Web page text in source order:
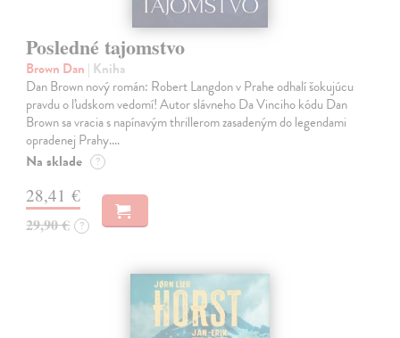
Posledné tajomstvo
Brown Dan | Kniha
Dan Brown nový román: Robert Langdon v Prahe odhalí šokujúcu
pravdu o ľudskom vedomí! Autor slávneho Da Vinciho kódu Dan
Brown sa vracia s napínavým thrillerom zasadeným do legendami
opradenej Prahy.…
Na sklade ?
28,41 €
29,90 € ?